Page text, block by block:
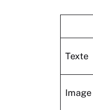
Texte
Image